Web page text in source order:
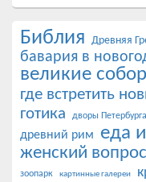
Библия Древняя
бавария в
великие
где встретить
готика дворы Петербурга
древний рим еда
женский вопрос
зоопарк картинные галереи